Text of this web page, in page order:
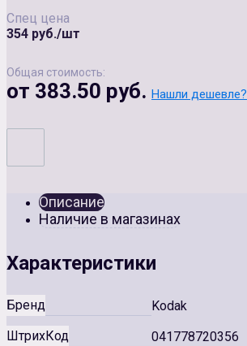
Спец цена
354 руб./шт
Общая стоимость:
от 383.50 руб. Нашли дешевле?
Описание
Наличие в магазинах
Характеристики
Бренд
Kodak
ШтрихКод
041778720356